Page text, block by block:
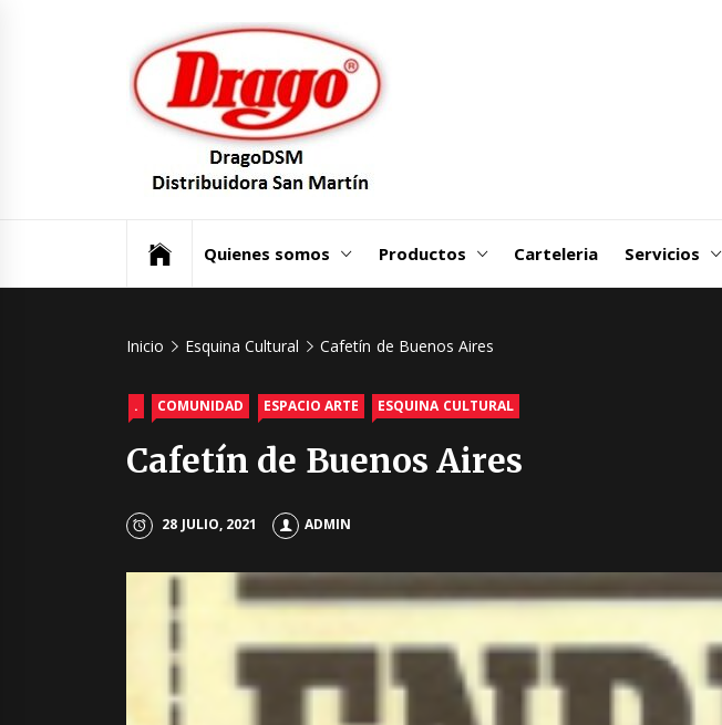
Quienes somos Productos Carteleria Servicios
Inicio Esquina Cultural Cafetín de Buenos Aires
. COMUNIDAD ESPACIO ARTE ESQUINA CULTURAL
Cafetín de Buenos Aires
28 JULIO, 2021 ADMIN